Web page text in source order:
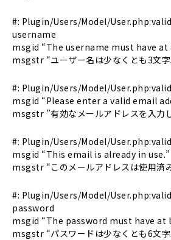
#: Plugin/Users/Model/
username
msgid “The username must have at
msgstr “ユーザー名は少なくとも3文
#: Plugin/Users/Model/
msgid “Please enter a valid email
msgstr ”有効なメールアドレスを入力
#: Plugin/Users/Model/
msgid “This email is already in use.”
msgstr “このメールアドレスは使用済
#: Plugin/Users/Model/
password
msgid “The password must have at
msgstr “パスワードは少なくとも6文